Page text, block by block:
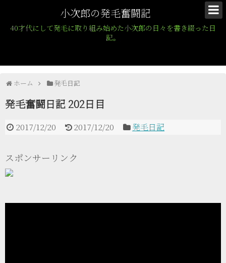
小次郎の発毛奮闘記
40才代にして発毛に取り組み始めた小次郎の日々を書き綴った日
記。
ホーム 発毛日記
発毛奮闘日記 202日目
2017/12/20 2017/12/20 発毛日記
スポンサーリンク